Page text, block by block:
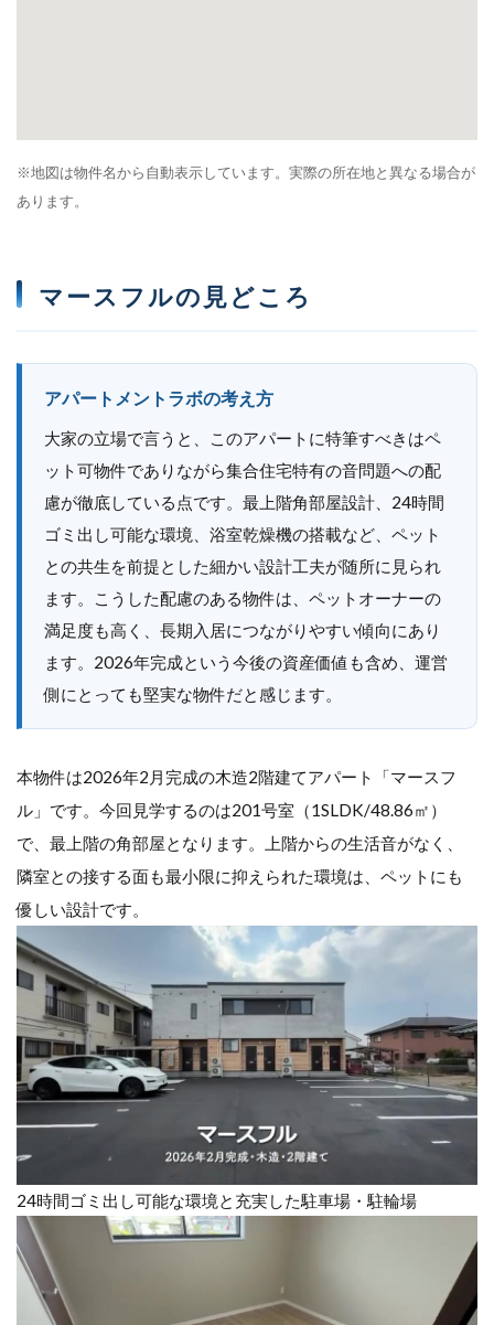
※地図は物件名から自動表示しています。実際の所在地と異なる場合が
あります。
マースフルの見どころ
アパートメントラボの考え方
大家の立場で言うと、このアパートに特筆すべきはペ
ット可物件でありながら集合住宅特有の音問題への配
慮が徹底している点です。最上階角部屋設計、24時間
ゴミ出し可能な環境、浴室乾燥機の搭載など、ペット
との共生を前提とした細かい設計工夫が随所に見られ
ます。こうした配慮のある物件は、ペットオーナーの
満足度も高く、長期入居につながりやすい傾向にあり
ます。2026年完成という今後の資産価値も含め、運営
側にとっても堅実な物件だと感じます。
本物件は2026年2月完成の木造2階建てアパート「マースフ
ル」です。今回見学するのは201号室（1SLDK/48.86㎡）
で、最上階の角部屋となります。上階からの生活音がなく、
隣室との接する面も最小限に抑えられた環境は、ペットにも
優しい設計です。
24時間ゴミ出し可能な環境と充実した駐車場・駐輪場